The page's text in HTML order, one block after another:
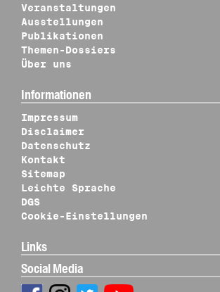
Veranstaltungen
Ausstellungen
Publikationen
Themen-Dossiers
Über uns
Informationen
Impressum
Disclaimer
Datenschutz
Kontakt
Sitemap
Leichte Sprache
DGS
Cookie-Einstellungen
Links
Social Media